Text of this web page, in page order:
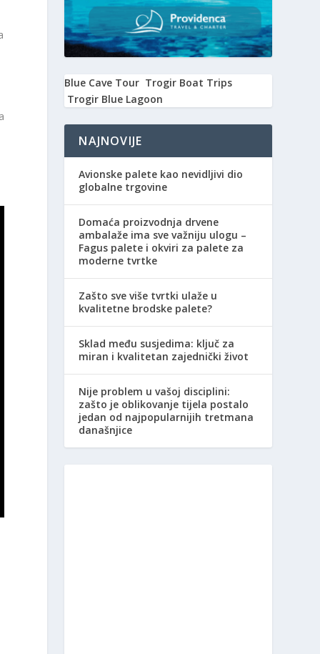
Blue Cave Tour Trogir Boat Trips
Trogir Blue Lagoon
NAJNOVIJE
Avionske palete kao nevidljivi dio
globalne trgovine
Domaća proizvodnja drvene
ambalaže ima sve važniju ulogu –
Fagus palete i okviri za palete za
moderne tvrtke
Zašto sve više tvrtki ulaže u
kvalitetne brodske palete?
Sklad među susjedima: ključ za
miran i kvalitetan zajednički život
Nije problem u vašoj disciplini:
zašto je oblikovanje tijela postalo
jedan od najpopularnijih tretmana
današnjice